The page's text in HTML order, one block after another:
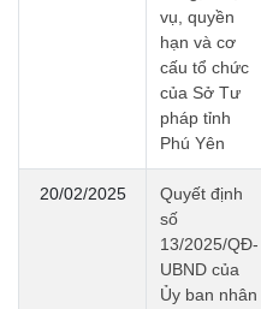
vụ, quyền
hạn và cơ
cấu tổ chức
của Sở Tư
pháp tỉnh
Phú Yên
20/02/2025
Quyết định
số
13/2025/QĐ-
UBND của
Ủy ban nhân